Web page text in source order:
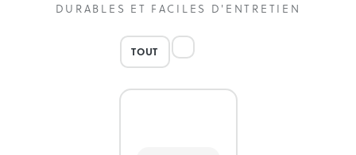
DURABLES ET FACILES D'ENTRETIEN
TOUT